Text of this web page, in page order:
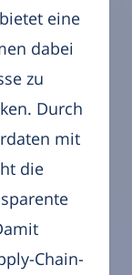
eine
dabei
zu
Durch
mit
die
Chain-